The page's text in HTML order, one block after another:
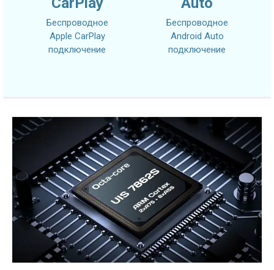
Беспроводное
Apple CarPlay
подключение
Беспроводное
Android Auto
подключение